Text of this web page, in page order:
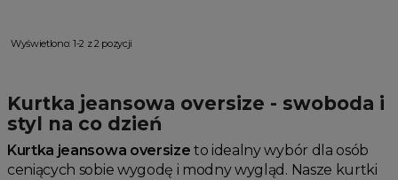
Wiosenne Uroczystości
Jesienne Uroczystości
Zimowe Uroczystości
HOT SALE
Produkty Tygodnia
Wyświetlono: 1-2 z 2 pozycji
Kurtka jeansowa oversize - swoboda i
styl na co dzień
Kurtka jeansowa oversize to idealny wybór dla osób
ceniących sobie wygodę i modny wygląd. Nasze kurtki